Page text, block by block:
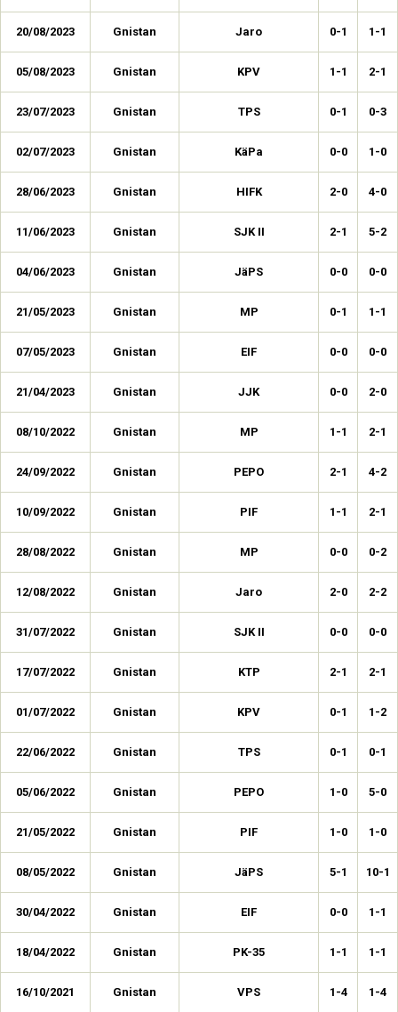
20/08/2023 Gnistan Jaro 0-1 1-1
05/08/2023 Gnistan KPV 1-1 2-1
23/07/2023 Gnistan TPS 0-1 0-3
02/07/2023 Gnistan KäPa 0-0 1-0
28/06/2023 Gnistan HIFK 2-0 4-0
11/06/2023 Gnistan SJK II 2-1 5-2
04/06/2023 Gnistan JäPS 0-0 0-0
21/05/2023 Gnistan MP 0-1 1-1
07/05/2023 Gnistan EIF 0-0 0-0
21/04/2023 Gnistan JJK 0-0 2-0
08/10/2022 Gnistan MP 1-1 2-1
24/09/2022 Gnistan PEPO 2-1 4-2
10/09/2022 Gnistan PIF 1-1 2-1
28/08/2022 Gnistan MP 0-0 0-2
12/08/2022 Gnistan Jaro 2-0 2-2
31/07/2022 Gnistan SJK II 0-0 0-0
17/07/2022 Gnistan KTP 2-1 2-1
01/07/2022 Gnistan KPV 0-1 1-2
22/06/2022 Gnistan TPS 0-1 0-1
05/06/2022 Gnistan PEPO 1-0 5-0
21/05/2022 Gnistan PIF 1-0 1-0
08/05/2022 Gnistan JäPS 5-1 10-1
30/04/2022 Gnistan EIF 0-0 1-1
18/04/2022 Gnistan PK-35 1-1 1-1
16/10/2021 Gnistan VPS 1-4 1-4